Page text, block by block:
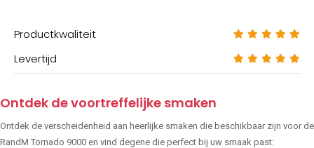
Productkwaliteit
Levertijd
Ontdek de voortreffelijke smaken
Ontdek de verscheidenheid aan heerlijke smaken die beschikbaar zijn voor de
RandM Tornado 9000 en vind degene die perfect bij uw smaak past: